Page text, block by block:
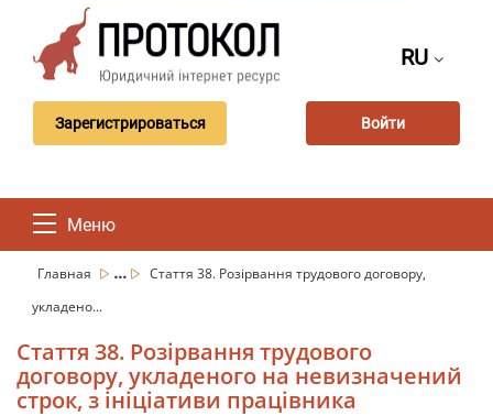
RU
Зарегистрироваться Войти
Меню
Главная ...
Стаття 38. Розірвання трудового договору,
укладено...
Стаття 38. Розірвання трудового
договору, укладеного на невизначений
строк, з ініціативи працівника